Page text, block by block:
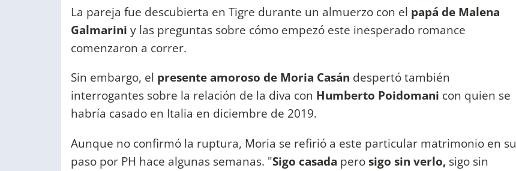
La pareja fue descubierta en Tigre durante un almuerzo con el papá de Malena
Galmarini y las preguntas sobre cómo empezó este inesperado romance
comenzaron a correr.
Sin embargo, el presente amoroso de Moria Casán despertó también
interrogantes sobre la relación de la diva con Humberto Poidomani con quien se
habría casado en Italia en diciembre de 2019.
Aunque no confirmó la ruptura, Moria se refirió a este particular matrimonio en su
paso por PH hace algunas semanas. "Sigo casada perosigo sin verlo, sigo sin